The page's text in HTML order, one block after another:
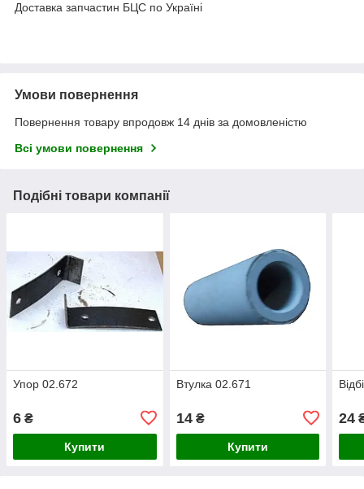
Доставка запчастин БЦС по Україні
Умови повернення
Повернення товару впродовж 14 днів за домовленістю
Всі умови повернення
Подібні товари компанії
Упор 02.672
6 ₴
Купити
Втулка 02.671
14₴
Купити
24